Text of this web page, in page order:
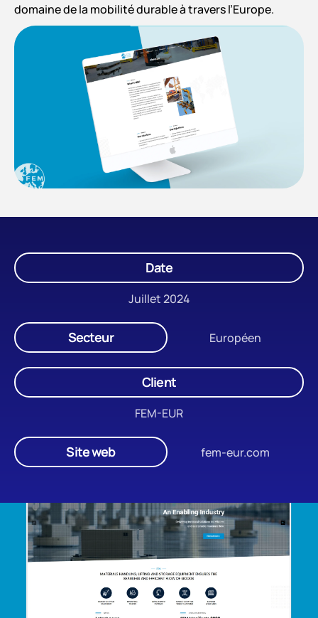
domaine de la mobilité durable à travers l’Europe.
Date
Juillet 2024
Secteur Européen
Client
FEM-EUR
Site web fem-eur.com